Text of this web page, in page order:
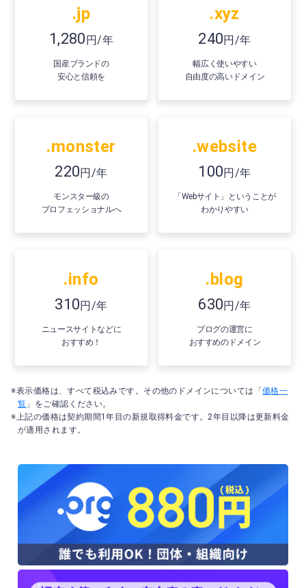
.jp
1,280円/年
国産ブランドの
安心と信頼を
.xyz
240円/年
幅広く使いやすい
自由度の高いドメイン
.monster
220円/年
モンスター級の
プロフェッショナルへ
.website
100円/年
「Webサイト」ということが
わかりやすい
.info
310円/年
ニュースサイトなどに
おすすめ！
.blog
630円/年
ブログの運営に
おすすめのドメイン
※表示価格は、すべて税込みです。その他のドメインについては「価格一
覧 」をご確認ください。
※上記の価格は契約期間1年目の新規取得料金です。2年目以降は更新料金
が適用されます。